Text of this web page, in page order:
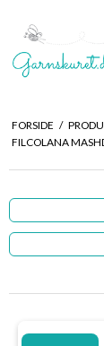
FORSIDE /
FILCOLANA